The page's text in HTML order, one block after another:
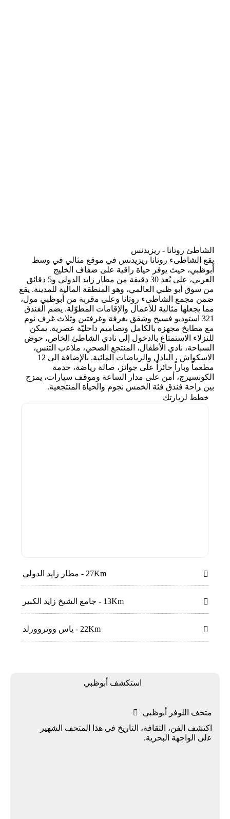
الشاطئ روتانا - ريزيدنس
يقع الشاطىء روتانا ريزيدنس في موقع مثالي في وسط
أﺑﻮﻇﺒﻲ، حيث يوﻓﺮ ﺣﻴﺎة راﻗﻴﺔ ﻋﻠﻰ ﺿﻔﺎف اﻟﺨﻠﻴﺞ
اﻟﻌﺮﺑﻲ، ﻋﻠﻰ ﺑُﻌﺪ 30 دﻗﻴﻘﺔ ﻣﻦ ﻣﻄﺎر زاﻳﺪ اﻟﺪوﻟﻲ و5 دﻗﺎﺋﻖ
ﻣﻦ سوق أبو ظبي العالمي، وهو المنطقة المالية للمدينة. يقع
ﺿﻤﻦ ﻣﺠﻤﻊ الشاطىء روﺗﺎﻧﺎ وﻋﻠﻰ ﻣقربة ﻣﻦ أﺑﻮﻇﺒﻲ ﻣﻮل،
ﻣﻤﺎ ﻳﺠﻌﻠﻬﺎ ﻣﺜﺎﻟﻴﺔ للأﻋﻤﺎل والإﻗﺎﻣﺎت اﻟﻤﻄﻮّﻟﺔ. ﻳﻀﻢ الفندق
321 اﺳﺘﻮدﻳﻮ فسيح وﺷﻘﻖ ﺑﻐﺮﻓﺔ وﻏﺮﻓﺘﻴﻦ وثلاث ﻏﺮف ﻧﻮم
ﻣﻊ ﻣﻄﺎﺑﺦ ﻣﺠﻬﺰة ﺑﺎﻟﻜﺎﻣﻞ وﺗﺼﺎﻣﻴﻢ داخليّة ﻋﺼﺮﻳﺔ. ﻳﻤﻜﻦ
ﻟﻠﻨﺰلاء الاﺳﺘﻤﺘﺎع ﺑﺎﻟدخول إﻟﻰ ﻧﺎدي اﻟﺸﺎﻃﺊ الخاص، حوض
السباحة، ﻧﺎدي الأﻃﻔﺎل، اﻟﻤﻨﺘﺠﻊ اﻟﺼﺤﻲ، ملاﻋب اﻟﺘﻨﺲ،
الاﺳﻜﻮاش ، اﻟﺒﺎدل واﻟﺮﻳﺎﺿﺎت اﻟﻤﺎﺋﻴﺔ. بالإضافة الى 12
ﻣﻄﻌﻤﺎً وﺑﺎراً ﺣﺎﺋﺰاً ﻋﻠﻰ ﺟﻮاﺋﺰ، ﺻﺎﻟﺔ رﻳﺎﺿﺔ، خدمة
الكونسيرج، أﻣﻦ ﻋﻠﻰ ﻣﺪار اﻟﺴﺎﻋﺔ وﻣﻮﻗﻒ ﺳﻴﺎرات، ﻳﻤﺰج
ﺑﻴﻦ ﺮاﺣﺔ فندق ﻓﺌﺔ اﻟﺨﻤﺲ ﻧﺠﻮم واﻟﺤﻴﺎة اﻟﻤﻨﺘﺠﻌﻴﺔ.
خطط لزيارتك
 27Km - مطار زايد الدولي
 13Km - جامع الشيخ زايد الكبير
 22Km - ياس ووتروورلد
اﺳﺘﻜﺸﻒ أﺑﻮﻇﺒﻲ
ﻣﺘﺤﻒ اﻟﻠﻮﻓﺮ أﺑﻮﻇﺒﻲ

اﻛﺘﺸﻒ اﻟﻔﻦ، اﻟﺜﻘﺎﻓﺔ، اﻟﺘﺎرﻳﺦ ﻓﻲ ﻫﺬا اﻟﻤﺘﺤﻒ الشهير
ﻋلى اﻟﻮاﺟﻬﺔ اﻟﺒﺤﺮﻳﺔ.